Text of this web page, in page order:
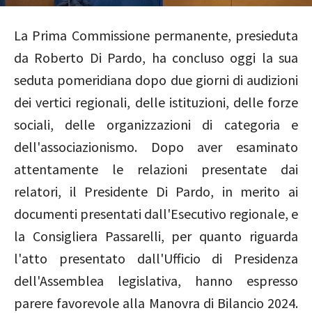
La Prima Commissione permanente, presieduta
da Roberto Di Pardo, ha concluso oggi la sua
seduta pomeridiana dopo due giorni di audizioni
dei vertici regionali, delle istituzioni, delle forze
sociali, delle organizzazioni di categoria e
dell'associazionismo. Dopo aver esaminato
attentamente le relazioni presentate dai
relatori, il Presidente Di Pardo, in merito ai
documenti presentati dall'Esecutivo regionale, e
la Consigliera Passarelli, per quanto riguarda
l'atto presentato dall'Ufficio di Presidenza
dell'Assemblea legislativa, hanno espresso
parere favorevole alla Manovra di Bilancio 2024.